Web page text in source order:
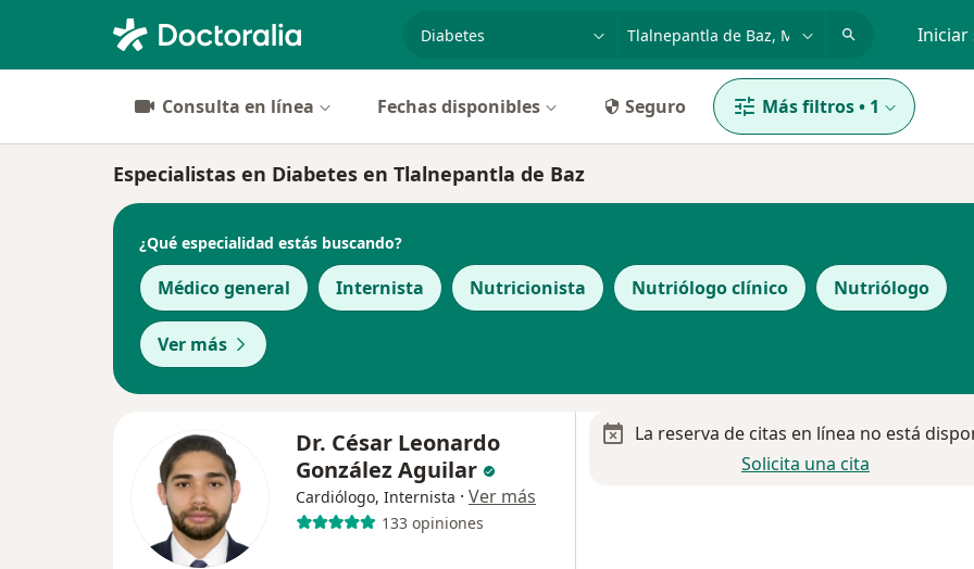
Iniciar
Consulta en línea Fechas disponibles Seguro Más filtros• 1
Especialistas en Diabetes en Tlalnepantla de Baz
¿Qué especialidad estás buscando?
Médico general Internista Nutricionista Nutriólogo clínico Nutriólogo
Ver más
Dr. César Leonardo
González Aguilar
Cardiólogo, Internista · Ver más
133 opiniones
La reserva de citas en línea no está
Solicita una cita